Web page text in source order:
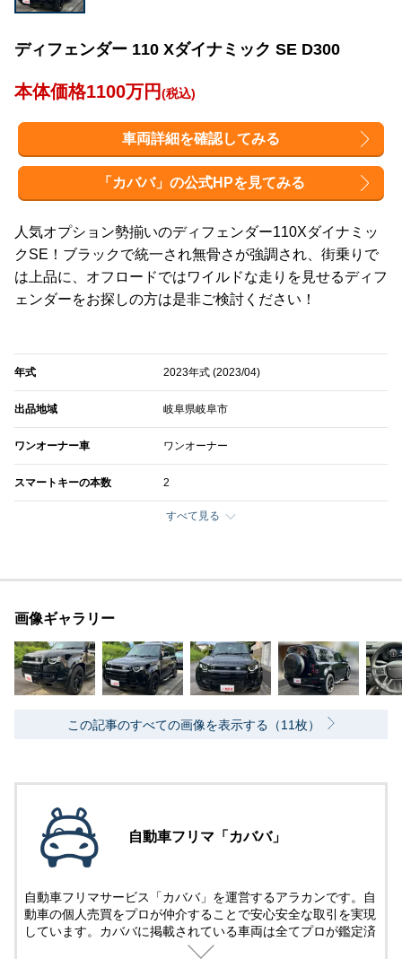
ディフェンダー 110 Xダイナミック SE D300
本体価格1100万円(税込)
車両詳細を確認してみる
「カババ」の公式HPを見てみる
人気オプション勢揃いのディフェンダー110Xダイナミッ
クSE！ブラックで統一され無骨さが強調され、街乗りで
は上品に、オフロードではワイルドな走りを見せるディフ
ェンダーをお探しの方は是非ご検討ください！
年式 2023年式 (2023/04)
出品地域 岐阜県岐阜市
ワンオーナー車 ワンオーナー
スマートキーの本数 2
すべて見る
画像ギャラリー
この記事のすべての画像を表示する（11枚）
自動車フリマ「カババ」
自動車フリマサービス「カババ」を運営するアラカンです。自
動車の個人売買をプロが仲介することで安心安全な取引を実現
しています。カババに掲載されている車両は全てプロが鑑定済